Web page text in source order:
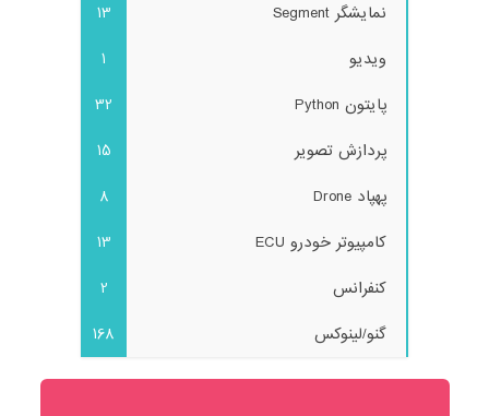
نمایشگر Segment
13
ویدیو
1
پایتون Python
32
پردازش تصویر
15
پهپاد Drone
8
کامپیوتر خودرو ECU
13
کنفرانس
2
گنو/لینوکس
168